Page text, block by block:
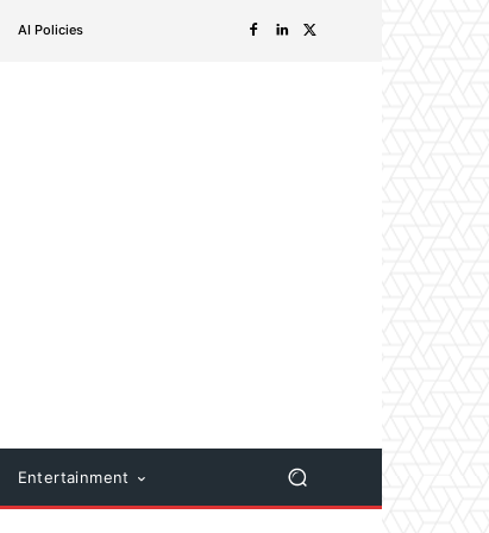
AI Policies
Entertainment